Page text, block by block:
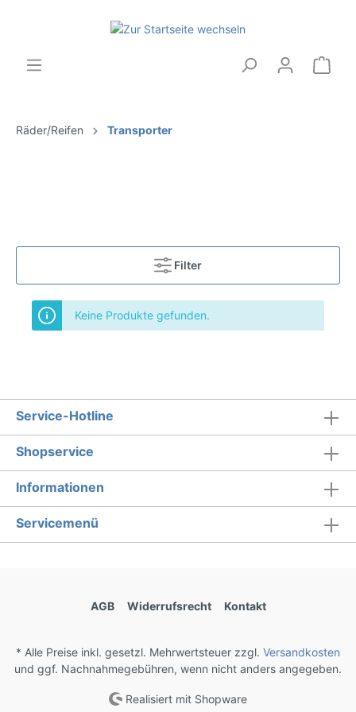
Räder/Reifen Transporter
Filter
Keine Produkte gefunden.
Service-Hotline
Shopservice
Informationen
Servicemenü
AGB Widerrufsrecht Kontakt
* Alle Preise inkl. gesetzl. Mehrwertsteuer zzgl. Versandkosten
und ggf. Nachnahmegebühren, wenn nicht anders angegeben.
Realisiert mit Shopware